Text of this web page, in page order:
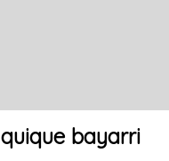
quique bayarri